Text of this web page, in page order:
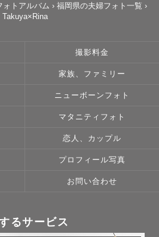
ォトアルバム › 福岡県の夫婦フォト一覧 ›
Takuya×Rina
撮影料金
家族、ファミリー
ニューボーンフォト
マタニティフォト
恋人、カップル
プロフィール写真
お問い合わせ
るサービス